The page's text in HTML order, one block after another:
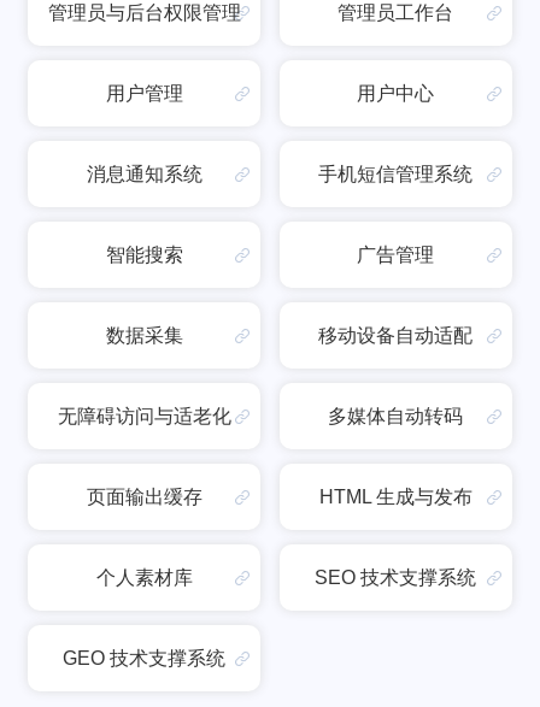
管理员与后台权限管理 管理员工作台
用户管理 用户中心
消息通知系统 手机短信管理系统
智能搜索 广告管理
数据采集 移动设备自动适配
无障碍访问与适老化 多媒体自动转码
页面输出缓存 HTML 生成与发布
个人素材库 SEO 技术支撑系统
GEO 技术支撑系统